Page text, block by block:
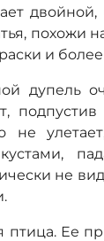
похожи
и
дупель
подпустив
не
не
птица. Ее